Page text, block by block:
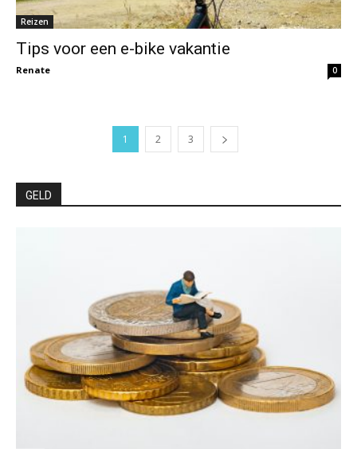
Reizen
Tips voor een e-bike vakantie
Renate 0
1 2 3
GELD